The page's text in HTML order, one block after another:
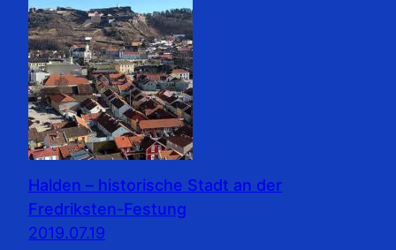
Halden – historische Stadt an der
Fredriksten-Festung
2019.07.19